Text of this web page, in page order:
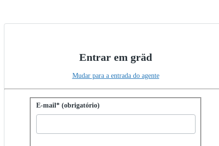
Entrar em gräd
Mudar para a entrada do agente
Entrar com senha
E-mail* (obrigatório)